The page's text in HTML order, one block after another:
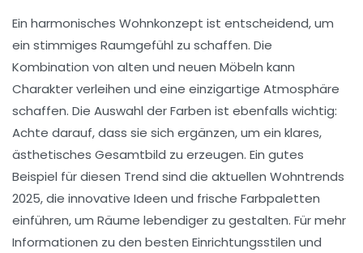
Ein harmonisches Wohnkonzept ist entscheidend, um
ein stimmiges Raumgefühl zu schaffen. Die
Kombination von alten und neuen Möbeln kann
Charakter verleihen und eine einzigartige Atmosphäre
schaffen. Die Auswahl der Farben ist ebenfalls wichtig:
Achte darauf, dass sie sich ergänzen, um ein klares,
ästhetisches Gesamtbild zu erzeugen. Ein gutes
Beispiel für diesen Trend sind die aktuellen Wohntrends
2025, die innovative Ideen und frische Farbpaletten
einführen, um Räume lebendiger zu gestalten. Für mehr
Informationen zu den besten Einrichtungsstilen und